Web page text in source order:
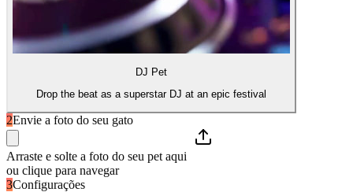
DJ Pet
Drop the beat as a superstar DJ at an epic festival
2Envie a foto do seu gato
Arraste e solte a foto do seu pet aqui
ou clique para navegar
3Configurações